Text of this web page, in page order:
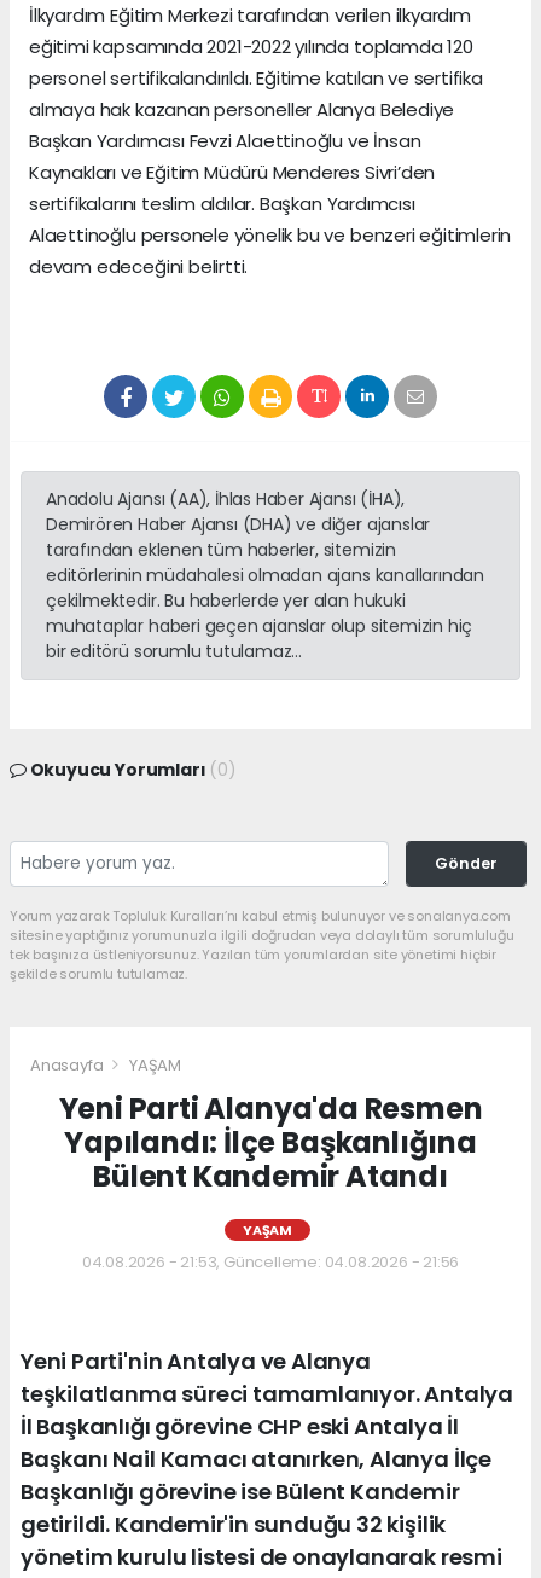
İlkyardım Eğitim Merkezi tarafından verilen ilkyardım
eğitimi kapsamında 2021-2022 yılında toplamda 120
personel sertifikalandırıldı. Eğitime katılan ve sertifika
almaya hak kazanan personeller Alanya Belediye
Başkan Yardımcısı Fevzi Alaettinoğlu ve İnsan
Kaynakları ve Eğitim Müdürü Menderes Sivri’den
sertifikalarını teslim aldılar. Başkan Yardımcısı
Alaettinoğlu personele yönelik bu ve benzeri eğitimlerin
devam edeceğini belirtti.
Anadolu Ajansı (AA), İhlas Haber Ajansı (İHA),
Demirören Haber Ajansı (DHA) ve diğer ajanslar
tarafından eklenen tüm haberler, sitemizin
editörlerinin müdahalesi olmadan ajans kanallarından
çekilmektedir. Bu haberlerde yer alan hukuki
muhataplar haberi geçen ajanslar olup sitemizin hiç
bir editörü sorumlu tutulamaz...
Okuyucu Yorumları (0)
Gönder
Yorum yazarak Topluluk Kuralları’nı kabul etmiş bulunuyor ve sonalanya.com
sitesine yaptığınız yorumunuzla ilgili doğrudan veya dolaylı tüm sorumluluğu
tek başınıza üstleniyorsunuz. Yazılan tüm yorumlardan site yönetimi hiçbir
şekilde sorumlu tutulamaz.
Anasayfa YAŞAM
Yeni Parti Alanya'da Resmen
Yapılandı: İlçe Başkanlığına
Bülent Kandemir Atandı
YAŞAM
04.08.2026 - 21:53, Güncelleme: 04.08.2026 - 21:56
Yeni Parti'nin Antalya ve Alanya
teşkilatlanma süreci tamamlanıyor. Antalya
İl Başkanlığı görevine CHP eski Antalya İl
Başkanı Nail Kamacı atanırken, Alanya İlçe
Başkanlığı görevine ise Bülent Kandemir
getirildi. Kandemir'in sunduğu 32 kişilik
yönetim kurulu listesi de onaylanarak resmi